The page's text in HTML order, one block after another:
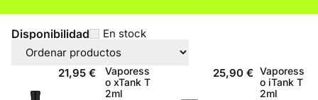
Disponibilidad En stock
21,95 €
Vaporess
o xTank T
2ml
25,90 € Vaporess
o iTank T
2ml